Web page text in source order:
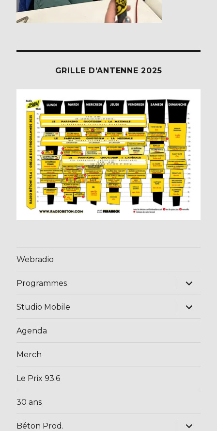
GRILLE D’ANTENNE 2025
Webradio
Programmes
ouvrir
menu
Studio Mobile
ouvrir
Agenda
Merch
Le Prix 93.6
30 ans
Béton Prod.
ouvrir